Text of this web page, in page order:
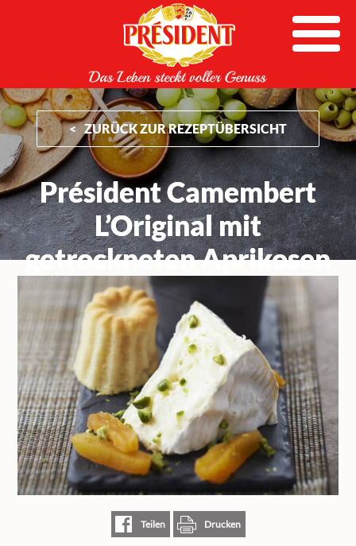
ZURÜCK ZUR REZEPTÜBERSICHT
Président Camembert
L’Original mit
getrockneten Aprikosen
Teilen Drucken